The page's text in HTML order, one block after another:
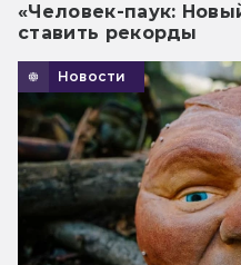
«Человек-паук:
ставить рекорды
Новости